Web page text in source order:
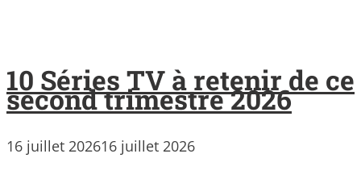
10 Séries TV à retenir de ce
second trimestre 2026
16 juillet 202616 juillet 2026